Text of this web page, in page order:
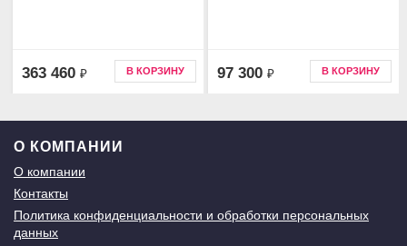
363 460 ₽ В КОРЗИНУ 97 300 ₽ В КОРЗИНУ
О КОМПАНИИ
О компании
Контакты
Политика конфиденциальности и обработки персональных
данных